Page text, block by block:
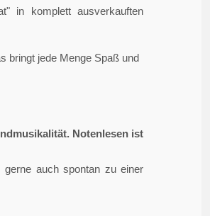
in komplett ausverkauften
bringt jede Menge Spaß und
Notenlesen ist
gerne auch spontan zu einer